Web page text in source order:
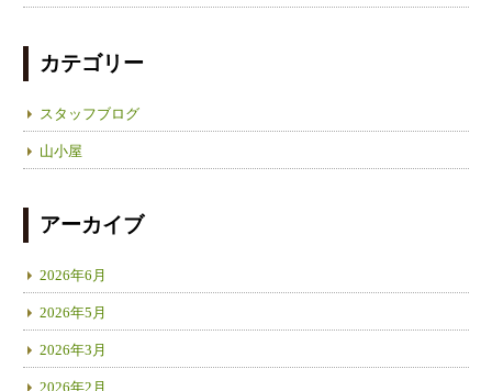
カテゴリー
スタッフブログ
山小屋
アーカイブ
2026年6月
2026年5月
2026年3月
2026年2月